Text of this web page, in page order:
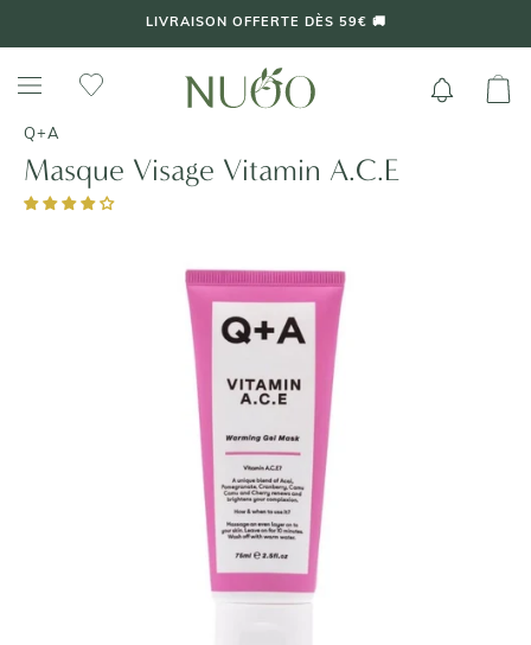
LIVRAISON OFFERTE DÈS 59€ 🚚
Q+A
Masque Visage Vitamin A.C.E